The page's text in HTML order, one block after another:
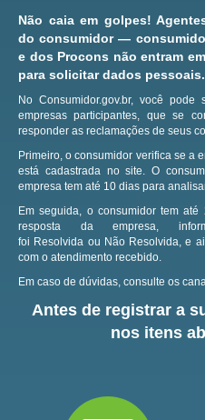
Não caia em golpes!
do consumidor —
e dos Procons não entram
para solicitar dados pessoais.
No Consumidor.gov.br, você
empresas participantes, que se
responder as reclamações de seus
Primeiro, o consumidor verifica se a
está cadastrada no site.O
empresa tem até 10 dias para
Em seguida, o consumidor tem
resposta da empresa,
foi Resolvida ou Não Resolvida, e
com o atendimento recebido.
Em caso de dúvidas, consulte os
Antes de registrar a
nos itens